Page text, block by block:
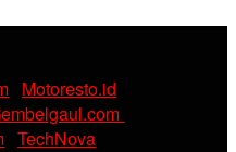
Motoresto.id
TechNova